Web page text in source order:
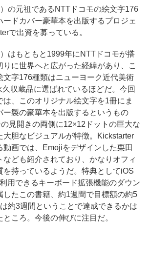
の元祖であるNTTドコモの絵文字176
ードカバー豪華本を出版するプロジェ
で出資を募っている。
はもともと1999年にNTTドコモが搭
りに世界へと広がった経緯があり、こ
文字176種類はニューヨーク近代美術
収蔵品に選ばれているほどだ。今回
は、このオリジナル絵文字を1冊にま
ー製の豪華本を出版するというもの
見開きの両側に12×12ドットの巨大な
大胆なビジュアルが特徴。Kickstarter
動画では、Emojiをデザインした栗田
なども紹介されており、かなりオフィ
を持っているようだ。特典としてiOS
用できるキーボード拡張機能のダウン
したこの書籍、約1週間で目標額の約5
約3週間ということで達成できるかは
ころ。今後の伸びに注目だ。